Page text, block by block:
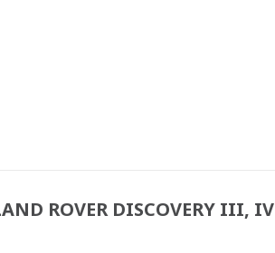
ROVER DISCOVERY III, IV